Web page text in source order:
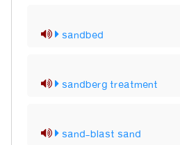
sandbed
sandberg treatment
sand-blast sand